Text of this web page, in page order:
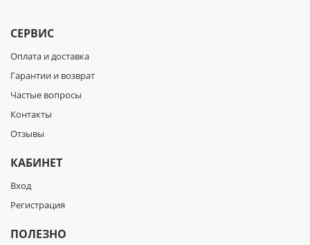
СЕРВИС
Оплата и доставка
Гарантии и возврат
Частые вопросы
Контакты
Отзывы
КАБИНЕТ
Вход
Регистрация
ПОЛЕЗНО